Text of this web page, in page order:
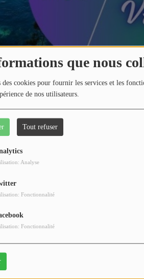
que nous
cookies pour fournir les services et les
de nos utilisateurs.
Tout refuser
Analyse
Fonctionnalité
Fonctionnalité